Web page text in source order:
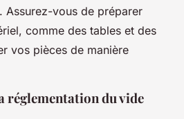
Assurez-vous de préparer
comme des tables et des
vos pièces de manière
du vide